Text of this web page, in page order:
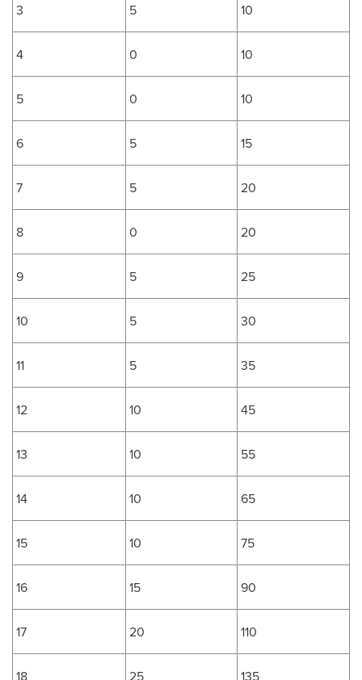
3 5 10
4 0 10
5 0 10
6 5 15
7 5 20
8 0 20
9 5 25
10 5 30
11 5 35
12 10 45
13 10 55
14 10 65
15 10 75
16 15 90
17 20 110
18 25 135